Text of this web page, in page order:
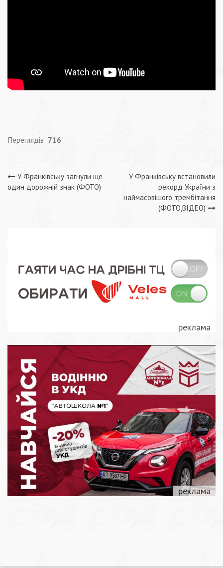
Переглядів: 716
Навігація
У Франківську загнули ще
один дорожній знак (ФОТО)
У Франківську встановили
рекорд України з
наймасовішого трембітання
(ФОТО,ВІДЕО)